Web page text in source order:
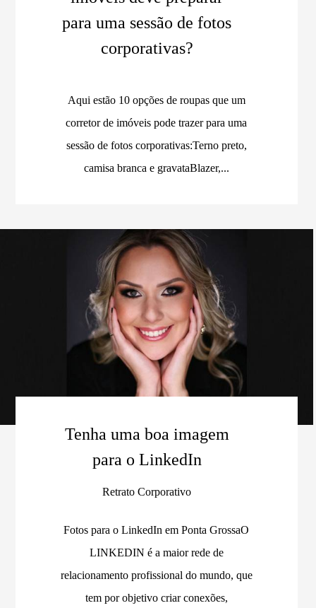
para uma sessão de fotos
corporativas?
Aqui estão 10 opções de roupas que um
corretor de imóveis pode trazer para uma
sessão de fotos corporativas:Terno preto,
camisa branca e gravataBlazer,...
Tenha uma boa imagem
para o LinkedIn
Retrato Corporativo
Fotos para o LinkedIn em Ponta GrossaO
LINKEDIN é a maior rede de
relacionamento profissional do mundo, que
tem por objetivo criar conexões,